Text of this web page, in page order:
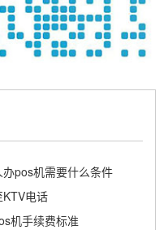
pos机需要什么条件
电话
机手续费标准